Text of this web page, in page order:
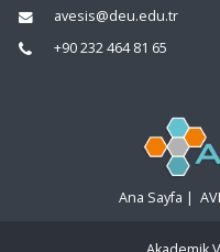
avesis@deu.edu.tr
+90 232 464 81 65
Ana Sayfa |